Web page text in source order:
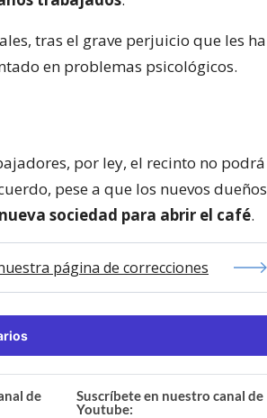
tras el grave perjuicio que les ha
en problemas psicológicos.
por ley, el recinto no podrá
pese a que los nuevos dueños
sociedad para abrir el café.
página de correcciones
de
Suscríbete en nuestro canal de
Youtube: